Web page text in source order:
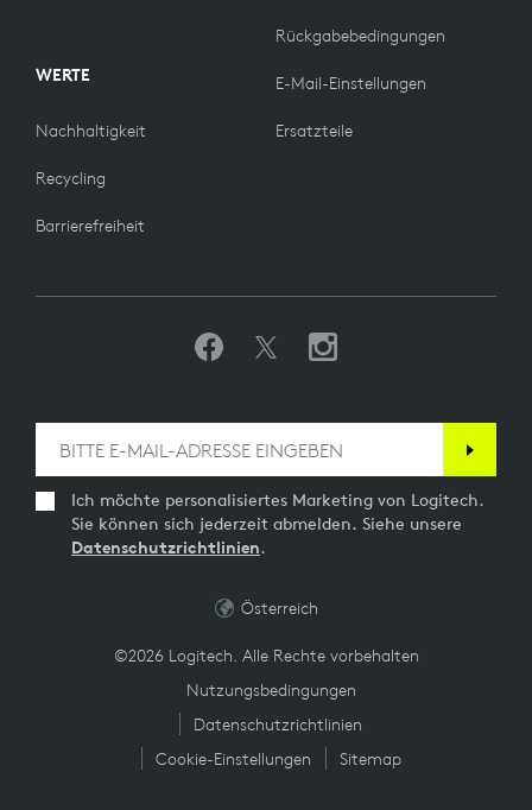
WERTE
Nachhaltigkeit
Recycling
Barrierefreiheit
Rückgabebedingungen
E-Mail-Einstellungen
Ersatzteile
Ich möchte personalisiertes Marketing von Logitech.
Sie können sich jederzeit abmelden. Siehe unsere
Datenschutzrichtlinien.
©2026 Logitech. Alle Rechte vorbehalten
Nutzungsbedingungen
Datenschutzrichtlinien
Cookie-Einstellungen
Sitemap
Österreich